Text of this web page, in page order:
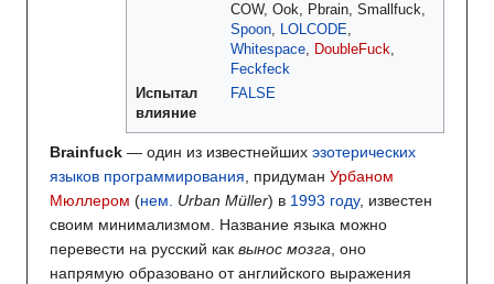
COW, Ook, Pbrain, Smallfuck,
Spoon, LOLCODE,
Whitespace, DoubleFuck,
Feckfeck
Испытал
влияние
FALSE
Brainfuck — один из известнейших эзотерических
языков программирования, придуман Урбаном
Мюллером (нем. Urban Müller) в 1993 году, известен
своим минимализмом. Название языка можно
перевести на русский как вынос мозга, оно
напрямую образовано от английского выражения